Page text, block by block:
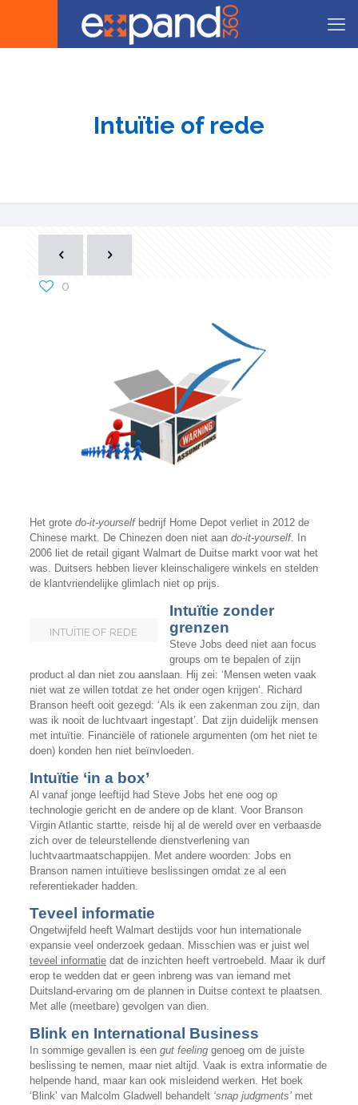
Intuïtie of rede
0
Het grote do-it-yourselfbedrijf Home Depot verliet in 2012 de
Chinese markt. De Chinezen doen niet aan do-it-yourself. In
2006 liet de retail gigant Walmart de Duitse markt voor wat het
was. Duitsers hebben liever kleinschaligere winkels en stelden
de klantvriendelijke glimlach niet op prijs.
INTUÏTIE OF REDE
Intuïtie zonder
grenzen
Steve Jobs deed niet aan focus
groups om te bepalen of zijn
product al dan niet zou aanslaan. Hij zei: ‘Mensen weten vaak
niet wat ze willen totdat ze het onder ogen krijgen’. Richard
Branson heeft ooit gezegd: ‘Als ik een zakenman zou zijn, dan
was ik nooit de luchtvaart ingestapt’. Dat zijn duidelijk mensen
met intuïtie. Financiële of rationele argumenten (om het niet te
doen) konden hen niet beïnvloeden.
Intuïtie ‘in a box’
Al vanaf jonge leeftijd had Steve Jobs het ene oog op
technologie gericht en de andere op de klant. Voor Branson
Virgin Atlantic startte, reisde hij al de wereld over en verbaasde
zich over de teleurstellende dienstverlening van
luchtvaartmaatschappijen. Met andere woorden: Jobs en
Branson namen intuïtieve beslissingen omdat ze al een
referentiekader hadden.
Teveel informatie
Ongetwijfeld heeft Walmart destijds voor hun internationale
expansie veel onderzoek gedaan. Misschien was er juist wel
teveel informatiedat de inzichten heeft vertroebeld. Maar ik durf
erop te wedden dat er geen inbreng was van iemand met
Duitsland-ervaring om de plannen in Duitse context te plaatsen.
Met alle (meetbare) gevolgen van dien.
Blink en International Business
In sommige gevallen is een gut feelinggenoeg om de juiste
beslissing te nemen, maar niet altijd. Vaak is extra informatie de
helpende hand, maar kan ook misleidend werken. Het boek
‘Blink’ van Malcolm Gladwell behandelt ‘snap judgments’met